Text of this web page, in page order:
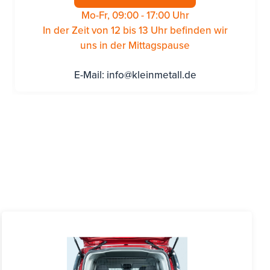
Mo-Fr, 09:00 - 17:00 Uhr
In der Zeit von 12 bis 13 Uhr befinden wir
uns in der Mittagspause
E-Mail: info@kleinmetall.de